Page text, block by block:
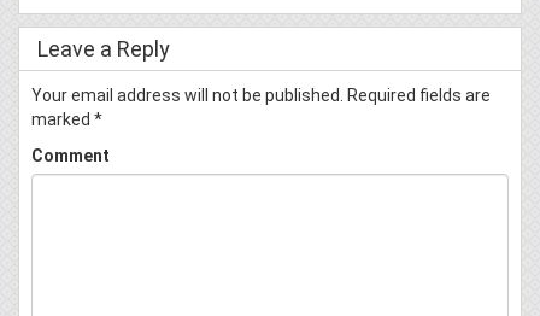
Leave a Reply
Your email address will not be published.
Required fields are
marked *
Comment